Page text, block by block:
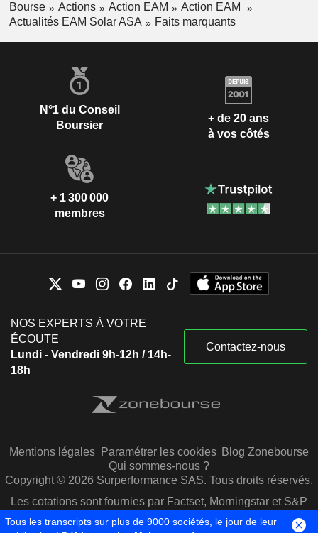
Bourse Actions Action EAM
Action EAM
Actualités EAM Solar ASA
Faits marquants
N°1 du Conseil
Boursier
+ de 20 ans
à vos côtés
+ 1 300 000
membres
NOS EXPERTS À VOTRE
ÉCOUTE
Lundi - Vendredi 9h-12h / 14h-
18h
Contactez-nous
Mentions légales Paramétrer les cookies Blog Zonebourse
Qui sommes-nous ?
Copyright © 2026 Surperformance SAS. Tous droits réservés.
Les cotations sont fournies par Factset, Morningstar et S&P
Capital IQ
Tous les transcripts sur plus de 9000 sociétés, le jour de leur